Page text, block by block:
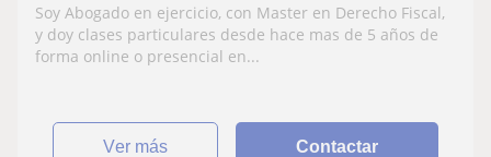
Soy Abogado en ejercicio, con Master en Derecho Fiscal,
y doy clases particulares desde hace mas de 5 años de
forma online o presencial en...
ver más Contactar